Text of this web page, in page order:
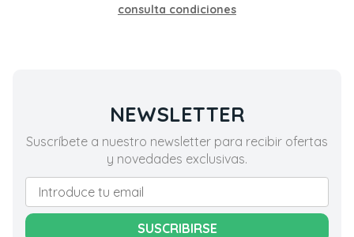
consulta condiciones
NEWSLETTER
Suscríbete a nuestro newsletter para recibir ofertas
y novedades exclusivas.
SUSCRIBIRSE